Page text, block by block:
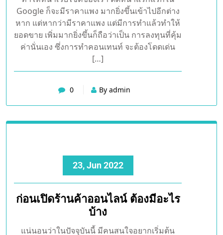
Google ก็จะมีราคาแพง มากยิ่งขึ้นเข้าไปอีกต่าง
หาก แต่หากว่ามีราคาแพง แต่มีการทำแล้วทำให้
ยอดขาย เพิ่มมากยิ่งขึ้นก็ถือว่าเป็น การลงทุนที่คุ้ม
ค่านั่นเอง ซึ่งการทำคอนเทนท์ จะต้องโดดเด่น
[…]
0 By admin